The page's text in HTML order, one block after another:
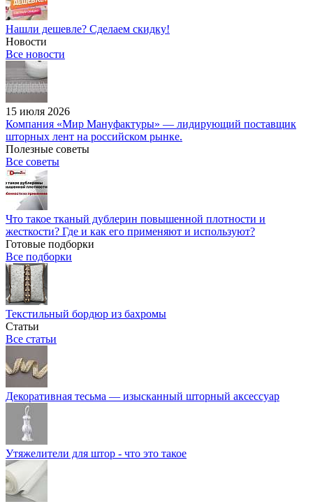
Нашли дешевле? Сделаем скидку!
Новости
Все новости
15 июля 2026
Компания «Мир Мануфактуры» — лидирующий поставщик
шторных лент на российском рынке.
Полезные советы
Все советы
Что такое тканый дублерин повышенной плотности и
жесткости? Где и как его применяют и используют?
Готовые подборки
Все подборки
Текстильный бордюр из бахромы
Статьи
Все статьи
Декоративная тесьма — изысканный шторный аксессуар
Утяжелители для штор - что это такое